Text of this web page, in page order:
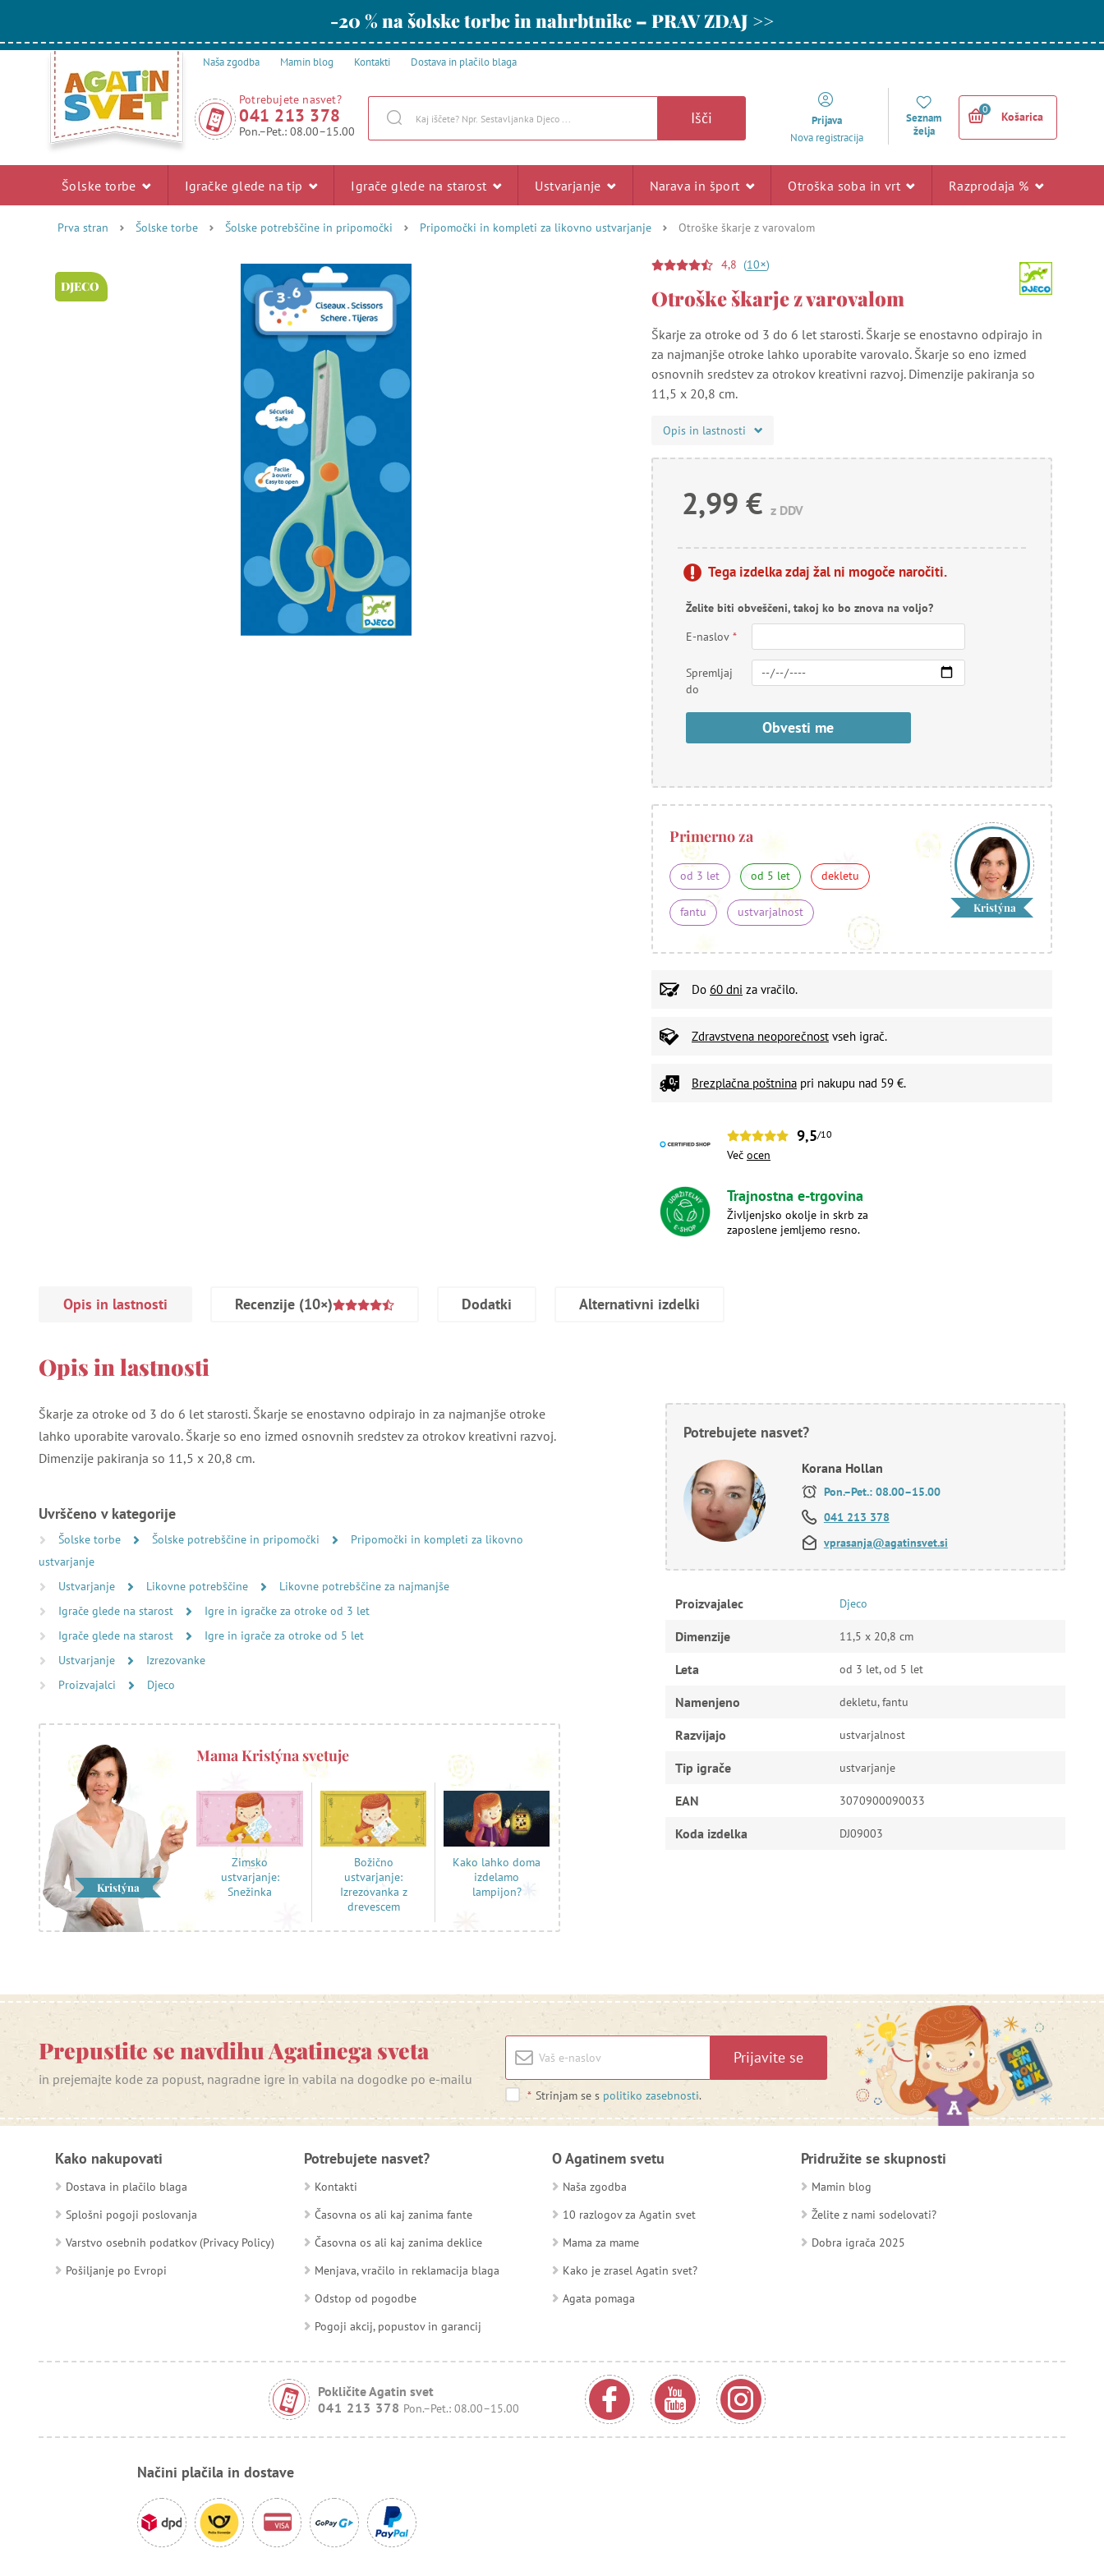
-20 % na šolske torbe in nahrbtnike – PRAV ZDAJ >>
Naša zgodba Mamin blog Kontakti Dostava in plačilo blaga
Potrebujete nasvet?
041 213 378
Pon.–Pet.: 08.00–15.00
Išči
Prijava
Nova registracija
Seznam
želja
0
Košarica
Šolske torbe Igračke glede na tip Igrače glede na starost Ustvarjanje Narava in šport Otroška soba in vrt Razprodaja %
Prva stran Šolske torbe Šolske potrebščine in pripomočki Pripomočki in kompleti za likovno ustvarjanje Otroške škarje z varovalom
DJECO
4,8 (10+)
Otroške škarje z varovalom
Škarje za otroke od 3 do 6 let starosti. Škarje se enostavno odpirajo in
za najmanjše otroke lahko uporabite varovalo. Škarje so eno izmed
osnovnih sredstev za otrokov kreativni razvoj. Dimenzije pakiranja so
11,5 x 20,8 cm.
Opis in lastnosti
2,99 € z DDV
Tega izdelka zdaj žal ni mogoče naročiti.
Želite biti obveščeni, takoj ko bo znova na voljo?
E-naslov *
Spremljaj
do
Obvesti me
Primerno za
od 3 let od 5 let dekletu
fantu ustvarjalnost Kristýna
Do 60 dni za vračilo.
Zdravstvena neoporečnost vseh igrač.
Brezplačna poštnina pri nakupu nad 59 €.
9,5/10
Več ocen
Trajnostna e-trgovina
Življenjsko okolje in skrb za
zaposlene jemljemo resno.
Opis in lastnosti Recenzije (10×) Dodatki Alternativni izdelki
Opis in lastnosti
Škarje za otroke od 3 do 6 let starosti. Škarje se enostavno odpirajo in za najmanjše otroke
lahko uporabite varovalo. Škarje so eno izmed osnovnih sredstev za otrokov kreativni razvoj.
Dimenzije pakiranja so 11,5 x 20,8 cm.
Uvrščeno v kategorije
Šolske torbe Šolske potrebščine in pripomočki
Pripomočki in kompleti za likovno
ustvarjanje
Ustvarjanje
Likovne potrebščine
Likovne potrebščine za najmanjše
Igrače glede na starost
Igre in igračke za otroke od 3 let
Igrače glede na starost
Igre in igrače za otroke od 5 let
Ustvarjanje
Izrezovanke
Proizvajalci
Djeco
Kristýna
Mama Kristýna svetuje
Zimsko
ustvarjanje:
Snežinka
Božično
ustvarjanje:
Izrezovanka z
drevescem
Kako lahko doma
izdelamo
lampijon?
Potrebujete nasvet?
Korana Hollan
Pon.–Pet.: 08.00–15.00
041 213 378
vprasanja@agatinsvet.si
Proizvajalec Djeco
Dimenzije 11,5 x 20,8 cm
Leta od 3 let, od 5 let
Namenjeno dekletu, fantu
Razvijajo ustvarjalnost
Tip igrače ustvarjanje
EAN 3070900090033
Koda izdelka DJ09003
Prepustite se navdihu Agatinega sveta
in prejemajte kode za popust, nagradne igre in vabila na dogodke po e-mailu
Prijavite se
* Strinjam se s politiko zasebnosti.
Kako nakupovati
Dostava in plačilo blaga
Splošni pogoji poslovanja
Varstvo osebnih podatkov (Privacy Policy)
Pošiljanje po Evropi
Potrebujete nasvet?
Kontakti
Časovna os ali kaj zanima fante
Časovna os ali kaj zanima deklice
Menjava, vračilo in reklamacija blaga
Odstop od pogodbe
Pogoji akcij, popustov in garancij
O Agatinem svetu
Naša zgodba
10 razlogov za Agatin svet
Mama za mame
Kako je zrasel Agatin svet?
Agata pomaga
Pridružite se skupnosti
Mamin blog
Želite z nami sodelovati?
Dobra igrača 2025
Pokličite Agatin svet
041 213 378 Pon.–Pet.: 08.00–15.00
Načini plačila in dostave